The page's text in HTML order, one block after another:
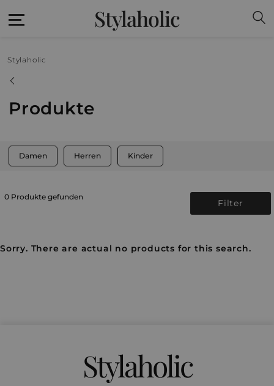
Stylaholic
Stylaholic
Produkte
Damen Herren Kinder
0 Produkte gefunden
Filter
Sorry. There are actual no products for this search.
Stylaholic